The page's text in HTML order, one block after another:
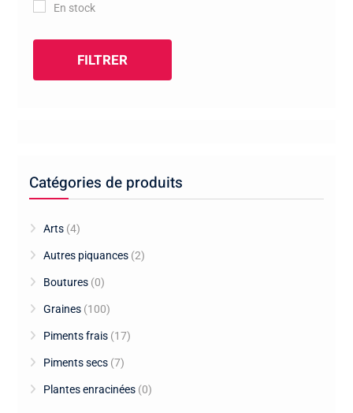
En stock
FILTRER
Catégories de produits
Arts (4)
Autres piquances (2)
Boutures (0)
Graines (100)
Piments frais (17)
Piments secs (7)
Plantes enracinées (0)